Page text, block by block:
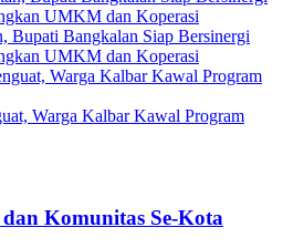
Bupati Bangkalan Siap Bersinergi
UMKM dan Koperasi
Warga Kalbar Kawal Program
Komunitas Se-Kota